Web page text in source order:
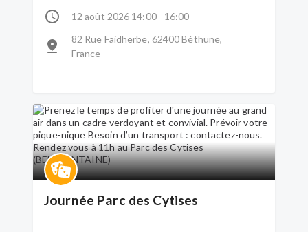
12 août 2026 14:00 - 16:00
82 Rue Faidherbe, 62400 Béthune,
France
Journée Parc des Cytises